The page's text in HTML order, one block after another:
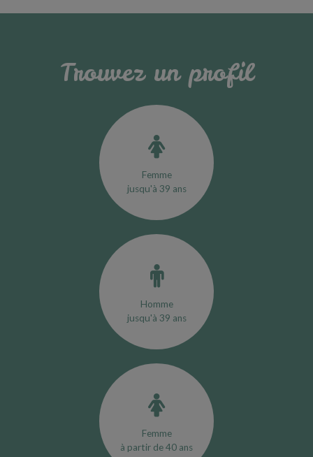
Trouvez un profil
Femme
jusqu'à 39 ans
Homme
jusqu'à 39 ans
Femme
à partir de 40 ans